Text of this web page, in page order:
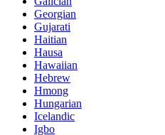
Georgian
Gujarati
Haitian
Hausa
Hawaiian
Hebrew
Hmong
Hungarian
Icelandic
Igbo